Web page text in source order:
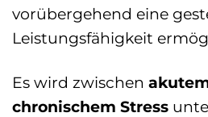
vorübergehend eine
Leistungsfähigkeit
Es wird zwischen
chronischem Stress